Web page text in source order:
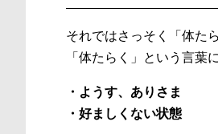
それではさっそく「体た
「体たらく」という言葉
・ようす、ありさま
・好ましくない状態